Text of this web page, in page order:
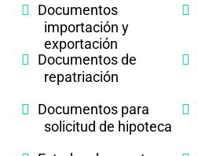
Documentos
importación y
exportación
Documentos de
repatriación
Documentos para
solicitud de hipoteca